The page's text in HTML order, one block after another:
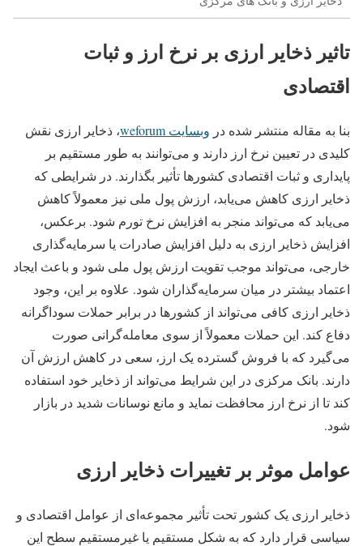
تاثیر ذخایر ارزی بر نرخ ارز و ثبات
اقتصادی
بنا به مقاله منتشر شده در وبسایت weforum
، ذخایر ارزی نقش
کلیدی در تعیین نرخ ارز دارند و می‌توانند به طور مستقیم بر
پایداری و ثبات اقتصادی کشورها تأثیر بگذارند. در شرایطی که
ذخایر ارزی کاهش می‌یابد، ارزش پول ملی نیز معمولاً کاهش
می‌یابد که می‌تواند منجر به افزایش نرخ تورم شود. برعکس،
افزایش ذخایر ارزی به دلیل افزایش صادرات یا سرمایه‌گذاری
خارجی، می‌تواند موجب تقویت ارزش پول ملی شود و باعث ایجاد
اعتماد بیشتر در میان سرمایه‌گذاران شود​. علاوه بر این، وجود
ذخایر ارزی کافی می‌تواند از کشورها در برابر حملات سوداگرانه
دفاع کند. این حملات معمولاً از سوی معامله‌گرانی صورت
می‌گیرد که با فروش گسترده یک ارز، سعی در کاهش ارزش آن
دارند. بانک مرکزی در این شرایط می‌تواند از ذخایر خود استفاده
کند تا از نرخ ارز محافظت نماید و مانع نوسانات شدید در بازار
شود​.
عوامل موثر بر تغییرات ذخایر ارزی
ذخایر ارزی یک کشور تحت تأثیر مجموعه‌ای از عوامل اقتصادی و
سیاسی قرار دارد که به شکل مستقیم یا غیرمستقیم سطح این